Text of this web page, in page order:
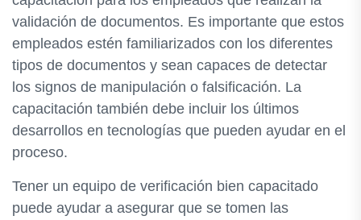
validación de documentos. Es importante que estos
empleados estén familiarizados con los diferentes
tipos de documentos y sean capaces de detectar
los signos de manipulación o falsificación. La
capacitación también debe incluir los últimos
desarrollos en tecnologías que pueden ayudar en el
proceso.
Tener un equipo de verificación bien capacitado
puede ayudar a asegurar que se tomen las